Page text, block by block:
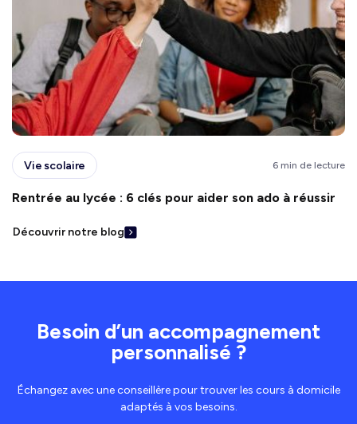
Vie scolaire 6 min de lecture
Rentrée au lycée : 6 clés pour aider son ado à réussir
Découvrir notre blog
Besoin d’un accompagnement
personnalisé ?
Échangez avec une conseillère pour trouver les cours à domicile
adaptés à vos besoins.